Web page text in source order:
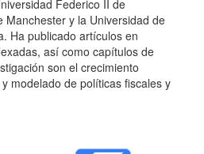
Federico II de
Manchester y la Universidad de
Ha publicado artículos en
así como capítulos de
son el crecimiento
modelado de políticas fiscales y